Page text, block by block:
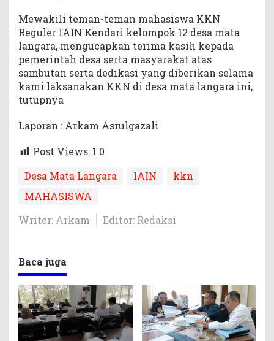
Mewakili teman-teman mahasiswa KKN
Reguler IAIN Kendari kelompok 12 desa mata
langara, mengucapkan terima kasih kepada
pemerintah desa serta masyarakat atas
sambutan serta dedikasi yang diberikan selama
kami laksanakan KKN di desa mata langara ini,
tutupnya
Laporan : Arkam Asrulgazali
Post Views: 1 0
Desa Mata Langara
IAIN
kkn
MAHASISWA
Writer: Arkam
Editor: Redaksi
Baca juga